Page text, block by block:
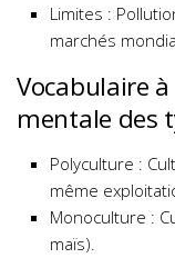
Limites :
marchés
Vocabulaire
mentale des
Polyculture :
même
Monoculture :
maïs).